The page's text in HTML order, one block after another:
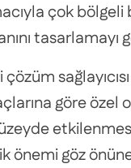
çok
tasarlamayı
göre özel
göz